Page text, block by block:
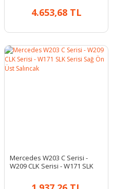
4.653,68 TL
Mercedes W203 C Serisi -
W209 CLK Serisi - W171 SLK